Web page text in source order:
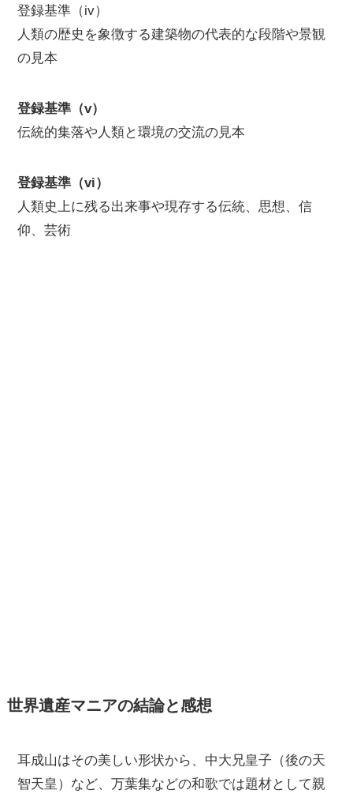
登録基準（iv）
人類の歴史を象徴する建築物の代表的な段階や景観
の見本
登録基準（v）
伝統的集落や人類と環境の交流の見本
登録基準（vi）
人類史上に残る出来事や現存する伝統、思想、信
仰、芸術
世界遺産マニアの結論と感想
耳成山はその美しい形状から、中大兄皇子（後の天
智天皇）など、万葉集などの和歌では題材として親